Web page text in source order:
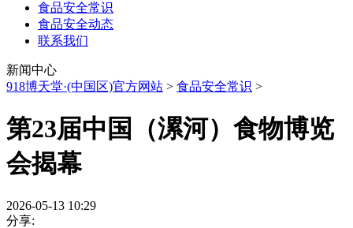
食品安全常识
食品安全动态
联系我们
新闻中心
918博天堂·(中国区)官方网站 > 食品安全常识 >
第23届中国（漯河）食物博览
会揭幕
2026-05-13 10:29
分享: